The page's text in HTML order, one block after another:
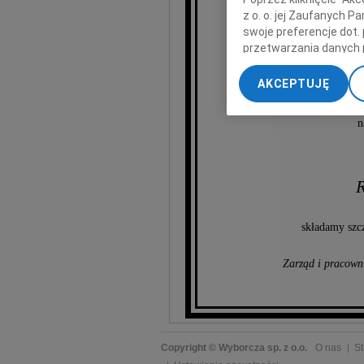
Wieloletniego
składamy
Zarząd i
Copyright © Wyborcza sp. z o.o. O nas
z o. o. jej Zaufanych
swoje preferencje dot.
przetwarzania danych
„Ustawienia
My, nasi Zaufani
dokładnych danych
Przechowywanie
AKCEPTUJĘ